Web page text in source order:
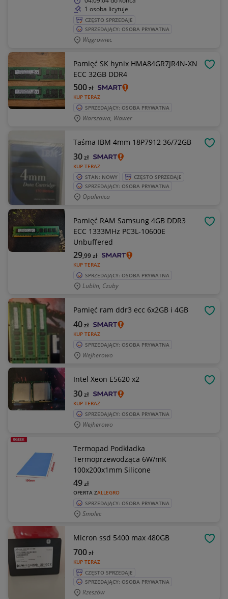
1 osoba licytuje
CZĘSTO SPRZEDAJE
SPRZEDAJĄCY: OSOBA PRYWATNA
Wągrowiec
Pamięć SK hynix HMA84GR7JR4N-XN
ECC 32GB DDR4
KUP TERAZ
500zł
SPRZEDAJĄCY: OSOBA PRYWATNA
Warszawa, Wawer
Taśma IBM 4mm 18P7912 36/72GB
KUP TERAZ
30zł
STAN: NOWY
CZĘSTO SPRZEDAJE
SPRZEDAJĄCY: OSOBA PRYWATNA
Opalenica
Pamięć RAM Samsung 4GB DDR3
ECC 1333MHz PC3L-10600E
Unbuffered
KUP TERAZ
29,99zł
SPRZEDAJĄCY: OSOBA PRYWATNA
Lublin, Czuby
Pamięć ram ddr3 ecc 6x2GB i 4GB
KUP TERAZ
40zł
SPRZEDAJĄCY: OSOBA PRYWATNA
Wejherowo
Intel Xeon E5620 x2
KUP TERAZ
30zł
SPRZEDAJĄCY: OSOBA PRYWATNA
Wejherowo
Termopad Podkładka
Termoprzewodząca 6W/mK
100x200x1mm Silicone
OFERTA ZALLEGRO
49zł
SPRZEDAJĄCY: OSOBA PRYWATNA
Smolec
Micron ssd 5400 max 480GB
KUP TERAZ
700zł
CZĘSTO SPRZEDAJE
SPRZEDAJĄCY: OSOBA PRYWATNA
Rzeszów